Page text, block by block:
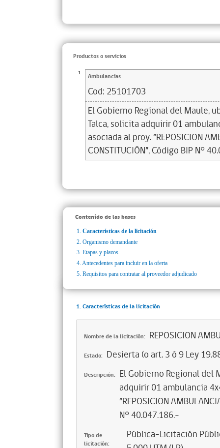
Productos o servicios
1 Ambulancias
Cod: 25101703
El Gobierno Regional del Maule,
Talca, solicita adquirir 01
asociada al proy. “REPOSICION
CONSTITUCIÓN”, Código BIP N°
Contenido de las bases
1. Características de la licitación
2. Organismo demandante
3. Etapas y plazos
4. Antecedentes para incluir en la oferta
5. Requisitos para contratar al proveedor adjudicado
1. Características de la licitación
Nombre de la licitación: REPOSICION
Estado: Desierta (o art. 3 ó 9 Ley
Descripción: El Gobierno Regional del
adquirir 01 ambulancia
“REPOSICION
N° 40.047.186.-
Tipo de
licitación:
Pública-Licitación